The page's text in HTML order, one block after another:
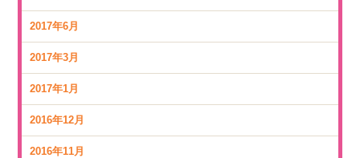
2017年6月
2017年3月
2017年1月
2016年12月
2016年11月